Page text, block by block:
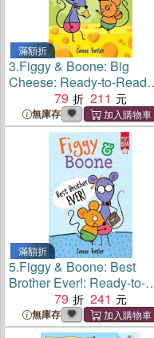
滿額折
3.Figgy & Boone: Big
Cheese: Ready-to-Read
Graphics Level 1
79 211
無庫存
滿額折
5.Figgy & Boone: Best
Brother Ever!: Ready-to-
Read Graphics Level 1
79 241
無庫存